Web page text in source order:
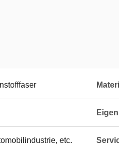
etc.